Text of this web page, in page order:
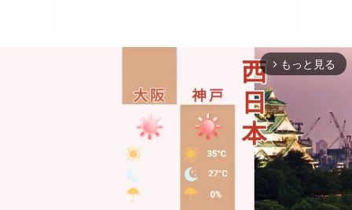
arrow_forward_ios もっと見る